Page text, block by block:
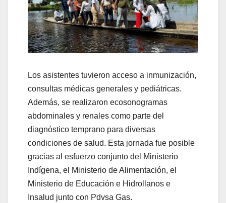
Los asistentes tuvieron acceso a inmunización,
consultas médicas generales y pediátricas.
Además, se realizaron ecosonogramas
abdominales y renales como parte del
diagnóstico temprano para diversas
condiciones de salud. Esta jornada fue posible
gracias al esfuerzo conjunto del Ministerio
Indígena, el Ministerio de Alimentación, el
Ministerio de Educación e Hidrollanos e
Insalud junto con Pdvsa Gas.